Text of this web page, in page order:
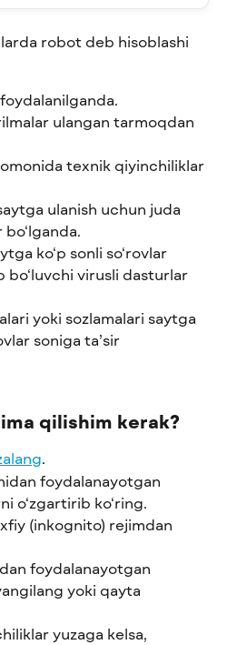
robot deb hisoblashi
ulangan tarmoqdan
texnik qiyinchiliklar
ulanish uchun juda
bo‘lganda.
ko‘p sonli so‘rovlar
bo‘luvchi virusli dasturlar
yoki sozlamalari saytga
soniga ta’sir
qilishim kerak?
.
foydalanayotgan
o‘zgartirib ko‘ring.
(inkognito) rejimdan
foydalanayotgan
yoki qayta
yuzaga kelsa,